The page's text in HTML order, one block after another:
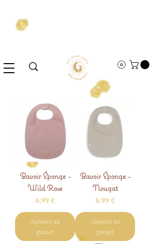
Bavoir Éponge -
Wild Rose
Prix
6,99 €
Ajouter au
panier
Bavoir Éponge -
Nougat
Prix
6,99 €
Ajouter au
panier